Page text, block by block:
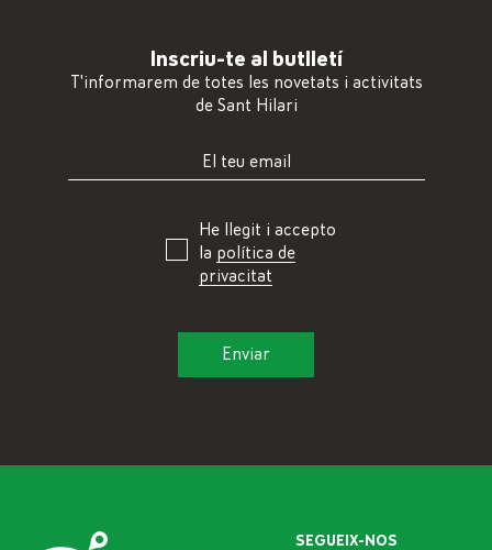
Inscriu-te al butlletí
T'informarem de totes les novetats i activitats
de Sant Hilari
He llegit i accepto
la política de
privacitat
SEGUEIX-NOS